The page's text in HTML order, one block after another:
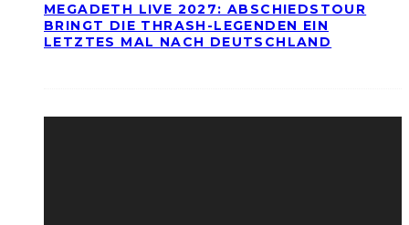
MEGADETH LIVE 2027: ABSCHIEDSTOUR
BRINGT DIE THRASH-LEGENDEN EIN
LETZTES MAL NACH DEUTSCHLAND